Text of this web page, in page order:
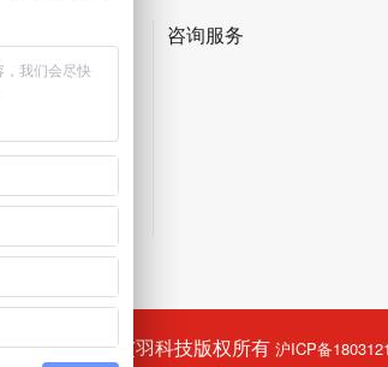
咨询服务
2018 艾羽科技版权所有 沪ICP备